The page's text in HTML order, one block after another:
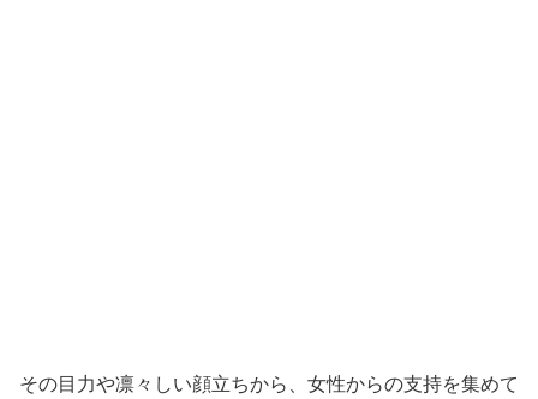
その目力や凛々しい顔立ちから、女性からの支持を集めて